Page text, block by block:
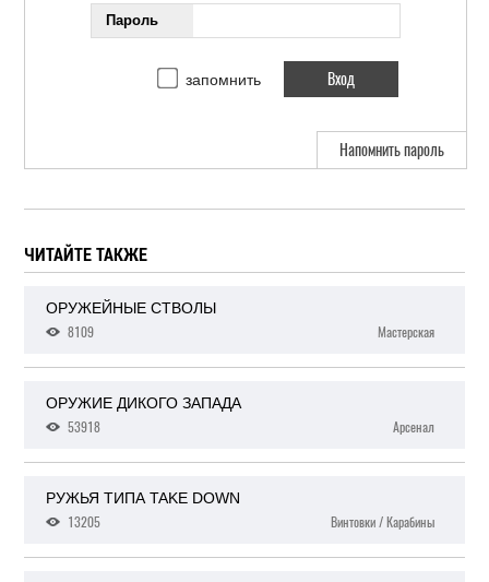
Пароль
запомнить
Напомнить пароль
ЧИТАЙТЕ ТАКЖЕ
ОРУЖЕЙНЫЕ СТВОЛЫ
8109
Мастерская
ОРУЖИЕ ДИКОГО ЗАПАДА
53918
Арсенал
РУЖЬЯ ТИПА TAKE DOWN
13205
Винтовки / Карабины